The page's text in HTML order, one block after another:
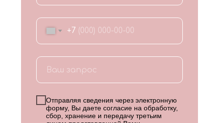
+7
Отправляя сведения через электронную
форму, Вы даете согласие на обработку,
сбор, хранение и передачу третьим